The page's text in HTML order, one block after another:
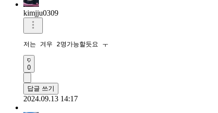
kimjju0309
저는 겨우 2명가능할듯요 ㅜ
0
답글 쓰기
2024.09.13 14:17